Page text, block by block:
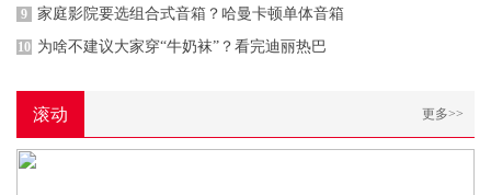
9 家庭影院要选组合式音箱？哈曼卡顿单体音箱
10 为啥不建议大家穿“牛奶袜”？看完迪丽热巴
滚动 更多>>